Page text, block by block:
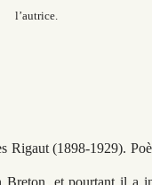
l’autrice.
Rigaut (1898-1929).
et pourtant il a